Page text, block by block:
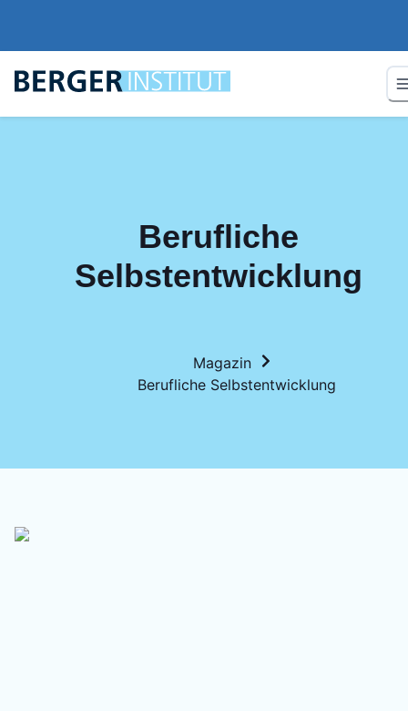
Berufliche
Selbstentwicklung
Magazin
Berufliche Selbstentwicklung